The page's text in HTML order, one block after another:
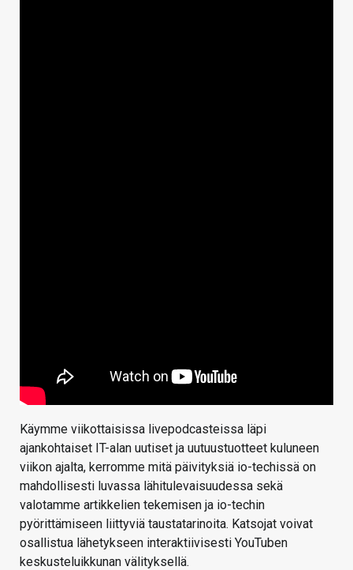
Käymme viikottaisissa livepodcasteissa läpi
ajankohtaiset IT-alan uutiset ja uutuustuotteet kuluneen
viikon ajalta, kerromme mitä päivityksiä io-techissä on
mahdollisesti luvassa lähitulevaisuudessa sekä
valotamme artikkelien tekemisen ja io-techin
pyörittämiseen liittyviä taustatarinoita. Katsojat voivat
osallistua lähetykseen interaktiivisesti YouTuben
keskusteluikkunan välityksellä.